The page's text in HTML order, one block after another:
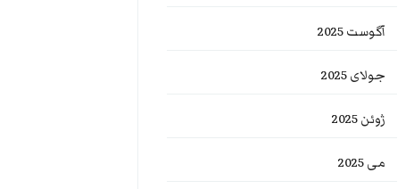
آگوست 2025
جولای 2025
ژوئن 2025
می 2025